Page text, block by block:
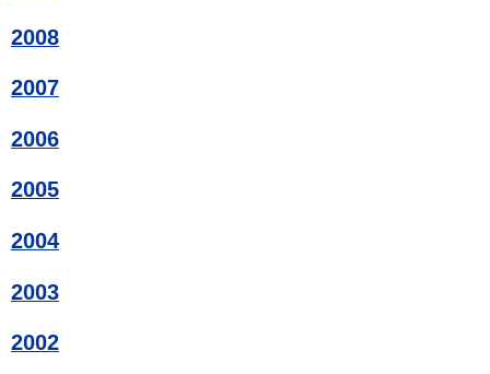
2008
2007
2006
2005
2004
2003
2002